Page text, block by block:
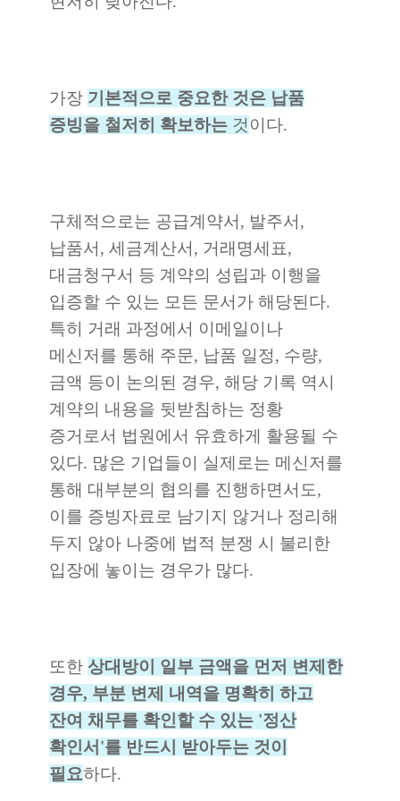
가장 기본적으로 중요한 것은 납품
증빙을 철저히 확보하는 것 이다.
구체적으로는 공급계약서, 발주서,
납품서, 세금계산서, 거래명세표,
대금청구서 등 계약의 성립과 이행을
입증할 수 있는 모든 문서가 해당된다.
특히 거래 과정에서 이메일이나
메신저를 통해 주문, 납품 일정, 수량,
금액 등이 논의된 경우, 해당 기록 역시
계약의 내용을 뒷받침하는 정황
증거로서 법원에서 유효하게 활용될 수
있다. 많은 기업들이 실제로는 메신저를
통해 대부분의 협의를 진행하면서도,
이를 증빙자료로 남기지 않거나 정리해
두지 않아 나중에 법적 분쟁 시 불리한
입장에 놓이는 경우가 많다.
또한 상대방이 일부 금액을 먼저 변제한
경우, 부분 변제 내역을 명확히 하고
잔여 채무를 확인할 수 있는 '정산
확인서'를 반드시 받아두는 것이
필요하다.